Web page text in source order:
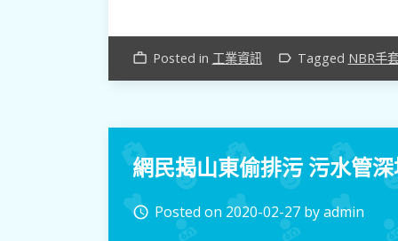
work_outline Posted in 工業資訊 label_outline Tagged NBR手
網民揭山東偷排污 污水管
access_time Posted on 2020-02-27 byadmin